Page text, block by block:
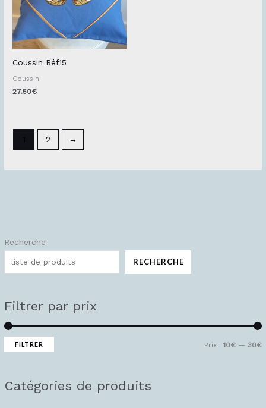
Recherche
RECHERCHE
Filtrer par prix
i
n
a
x
FILTRER Prix : 10€— 30€
Catégories de produits
Coussin Réf15
Coussin
27.50€
2 →